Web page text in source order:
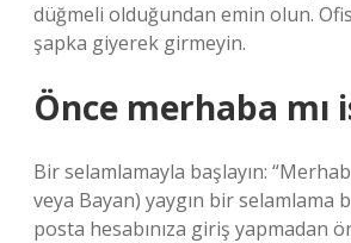
düğmeli olduğundan emin olun.
şapka giyerek girmeyin.
Önce merhaba mı
Bir selamlamayla başlayın:
veya Bayan) yaygın bir selamlama
posta hesabınıza giriş yapmadan